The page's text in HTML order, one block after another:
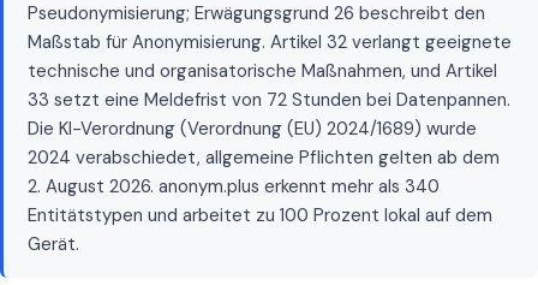
Pseudonymisierung; Erwägungsgrund 26 beschreibt den
Maßstab für Anonymisierung. Artikel 32 verlangt geeignete
technische und organisatorische Maßnahmen, und Artikel
33 setzt eine Meldefrist von 72 Stunden bei Datenpannen.
Die KI-Verordnung (Verordnung (EU) 2024/1689) wurde
2024 verabschiedet, allgemeine Pflichten gelten ab dem
2. August 2026. anonym.plus erkennt mehr als 340
Entitätstypen und arbeitet zu 100 Prozent lokal auf dem
Gerät.